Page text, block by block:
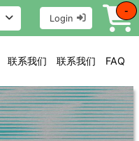
Login
-
联系我们 联系我们 FAQ